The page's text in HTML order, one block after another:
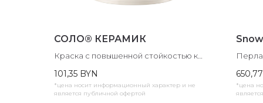
СОЛО® КЕРАМИК
Краска с повышенной стойкостью к
ВСЕГДА В НАЛИЧИИ
101,35 BYN
*цена носит информационный характер и не
является публичной офертой
650,77
*цена